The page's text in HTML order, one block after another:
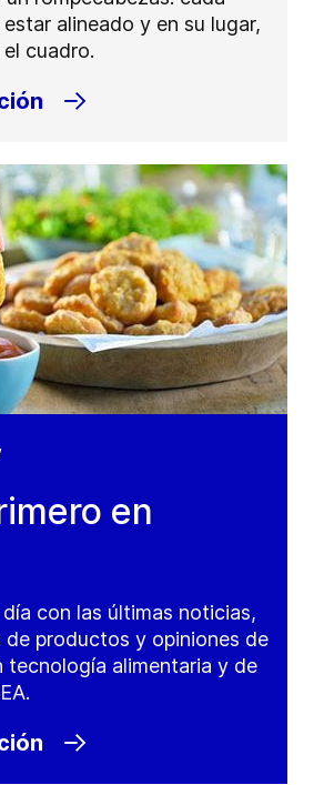
alineado y en su lugar,
cuadro.
en
con las últimas noticias,
de productos y opiniones de
tecnología alimentaria y de